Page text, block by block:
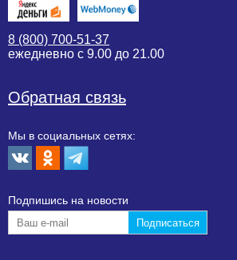
8 (800) 700-51-37
ежедневно с 9.00 до 21.00
Обратная связь
Мы в социальных сетях:
Подпишиcь на новости